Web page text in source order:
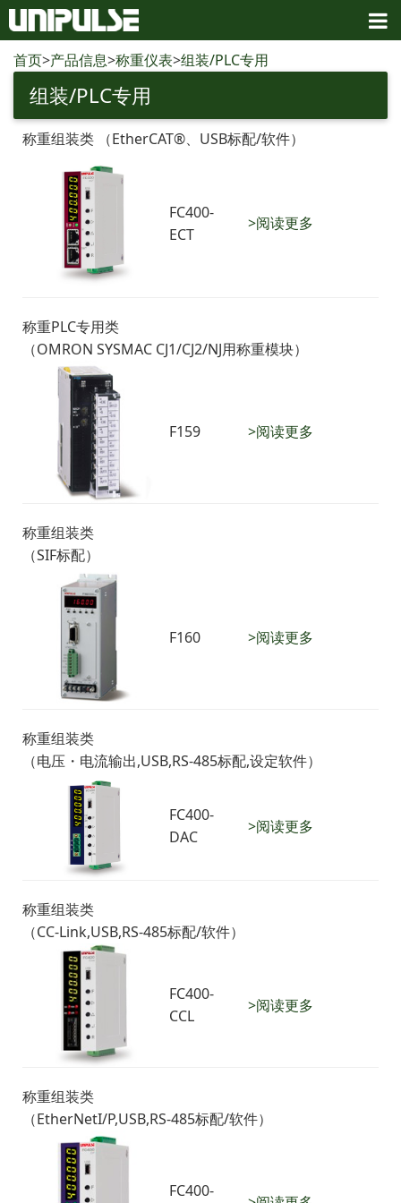
首页>产品信息>称重仪表>组装/PLC专用
组装/PLC专用
称重组装类 （EtherCAT®、USB标配/软件）
FC400-
ECT
>阅读更多
称重PLC专用类
（OMRON SYSMAC CJ1/CJ2/NJ用称重模块）
F159 >阅读更多
称重组装类
（SIF标配）
F160 >阅读更多
称重组装类
（电压・电流输出,USB,RS-485标配,设定软件）
FC400-
DAC
>阅读更多
称重组装类
（CC-Link,USB,RS-485标配/软件）
FC400-
CCL
>阅读更多
称重组装类
（EtherNetI/P,USB,RS-485标配/软件）
FC400-